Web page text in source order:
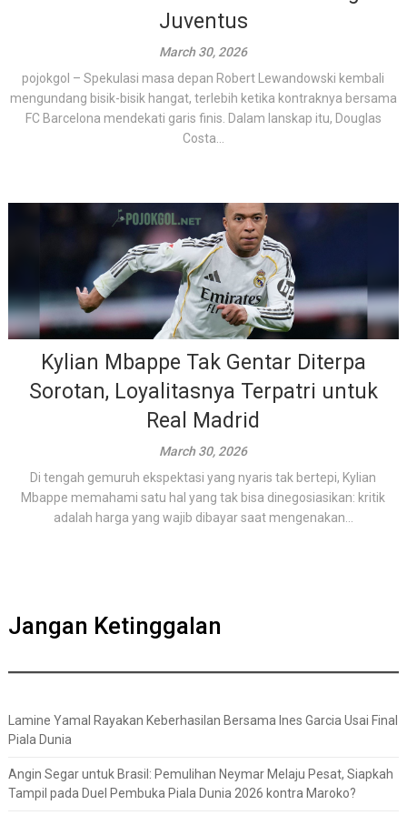
Juventus
March 30, 2026
pojokgol – Spekulasi masa depan Robert Lewandowski kembali
mengundang bisik-bisik hangat, terlebih ketika kontraknya bersama
FC Barcelona mendekati garis finis. Dalam lanskap itu, Douglas
Costa...
Kylian Mbappe Tak Gentar Diterpa
Sorotan, Loyalitasnya Terpatri untuk
Real Madrid
March 30, 2026
Di tengah gemuruh ekspektasi yang nyaris tak bertepi, Kylian
Mbappe memahami satu hal yang tak bisa dinegosiasikan: kritik
adalah harga yang wajib dibayar saat mengenakan...
Jangan Ketinggalan
Lamine Yamal Rayakan Keberhasilan Bersama Ines Garcia Usai Final
Piala Dunia
Angin Segar untuk Brasil: Pemulihan Neymar Melaju Pesat, Siapkah
Tampil pada Duel Pembuka Piala Dunia 2026 kontra Maroko?